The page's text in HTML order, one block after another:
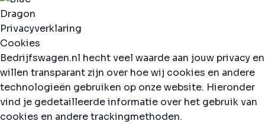
Privacyverklaring
Cookies
Bedrijfswagen.nl hecht veel waarde aan jouw privacy en
willen transparant zijn over hoe wij cookies en andere
technologieën gebruiken op onze website. Hieronder
vind je gedetailleerde informatie over het gebruik van
cookies en andere trackingmethoden.